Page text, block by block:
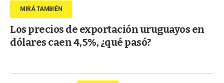
Los precios de exportación uruguayos en
dólares caen 4,5%, ¿qué pasó?